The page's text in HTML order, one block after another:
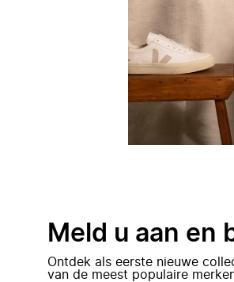
Meld u aan en
Ontdek als eerste nieuwe
van de meest populaire